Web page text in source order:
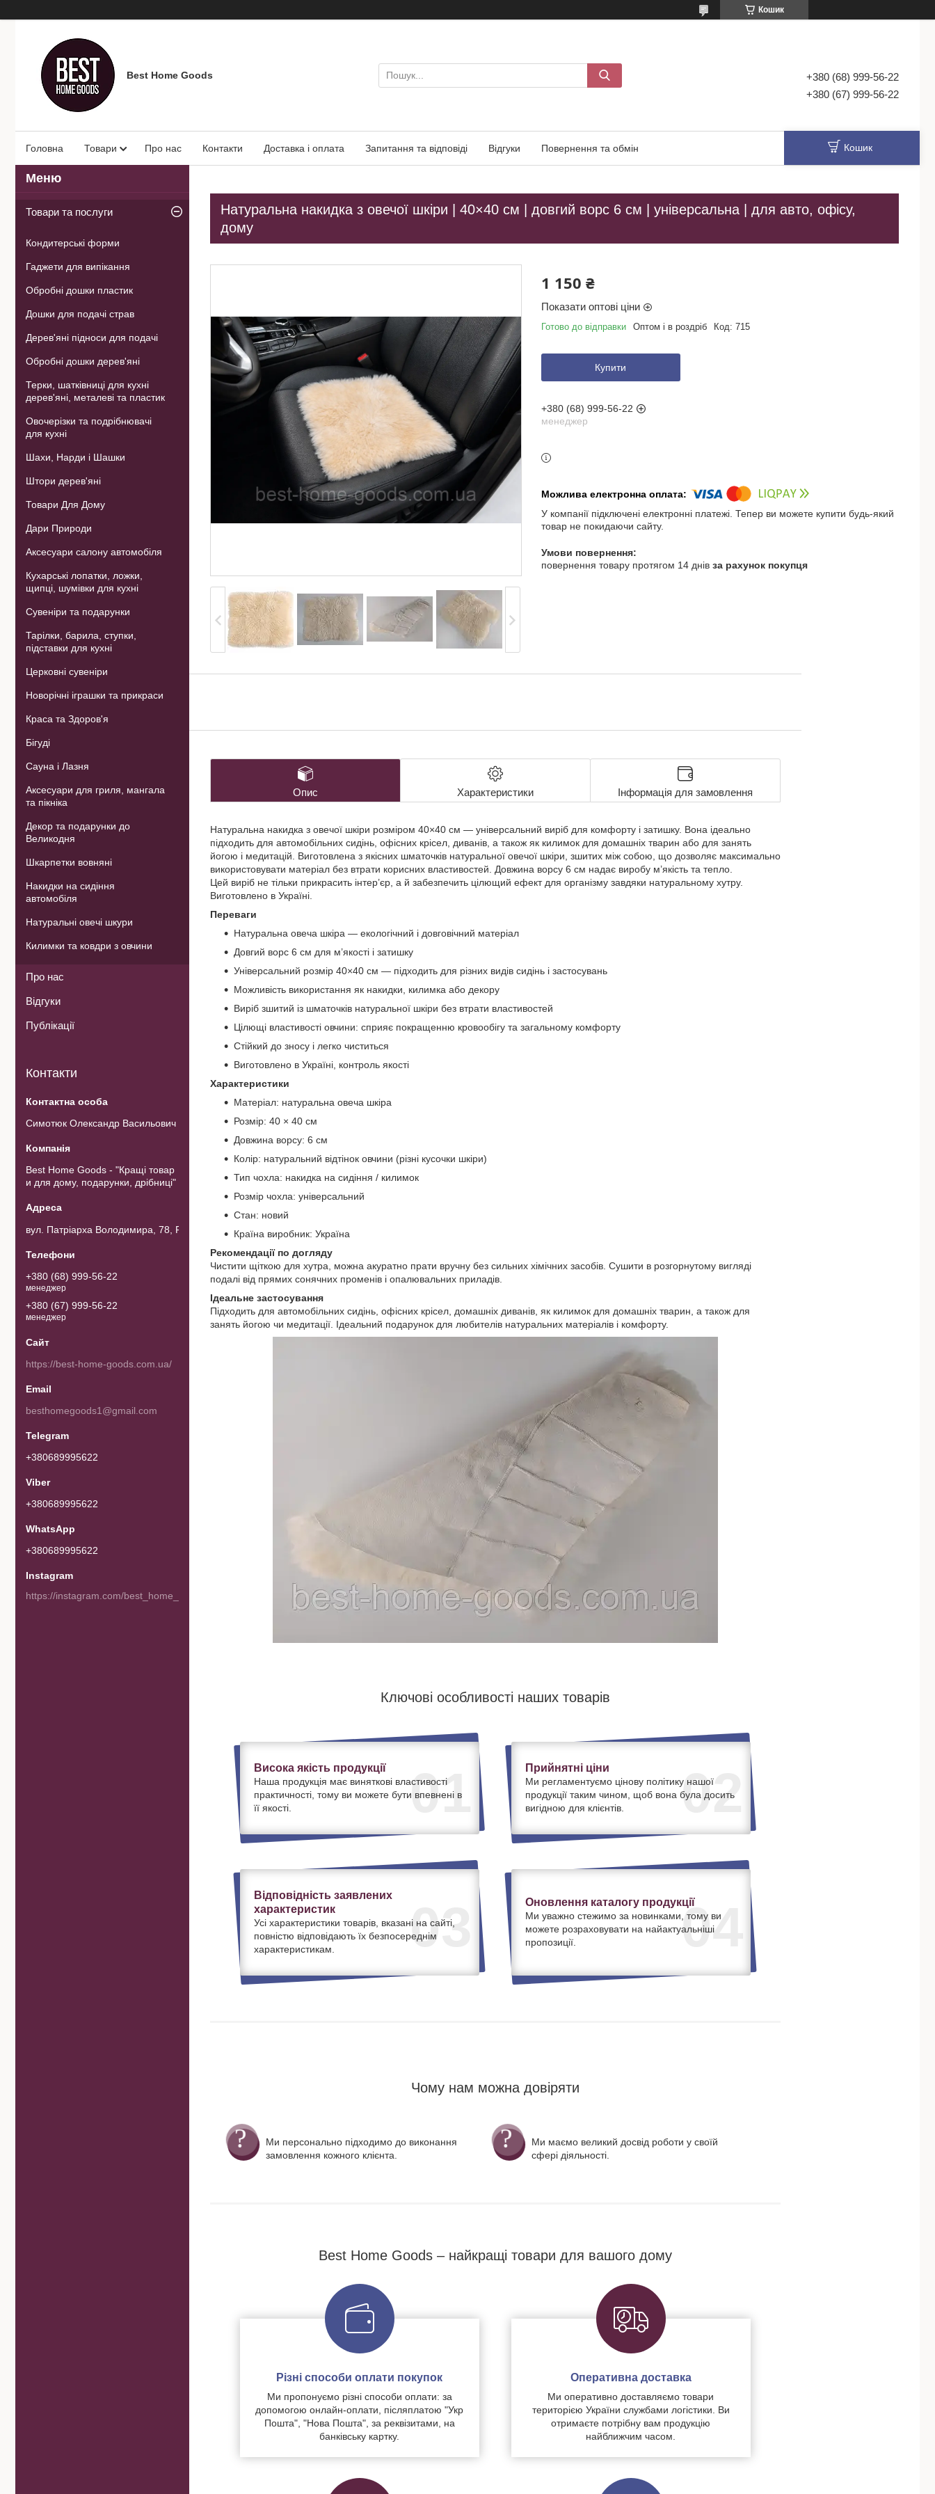
Кошик
Best Home Goods
+380 (68) 999-56-22
+380 (67) 999-56-22
Головна Товари Про нас Контакти Доставка і оплата Запитання та відповіді Відгуки Повернення та обмін Кошик
Натуральна накидка з овечої шкіри | 40×40 см | довгий ворс 6 см | універсальна | для авто, офісу,
дому
1 150 ₴
Показати оптові ціни
Готово до відправки Оптом і в роздріб Код: 715
Купити
+380 (68) 999-56-22
менеджер
У компанії підключені електронні платежі. Тепер ви можете купити будь-який
товар не покидаючи сайту.
повернення товару протягом 14 днів за рахунок покупця
Опис Характеристики Інформація для замовлення
Натуральна накидка з овечої шкіри розміром 40×40 см — універсальний виріб для комфорту і затишку. Вона ідеально
підходить для автомобільних сидінь, офісних крісел, диванів, а також як килимок для домашніх тварин або для занять
йогою і медитацій. Виготовлена з якісних шматочків натуральної овечої шкіри, зшитих між собою, що дозволяє максимально
використовувати матеріал без втрати корисних властивостей. Довжина ворсу 6 см надає виробу м’якість та тепло.
Цей виріб не тільки прикрасить інтер’єр, а й забезпечить цілющий ефект для організму завдяки натуральному хутру.
Виготовлено в Україні.
Переваги
Натуральна овеча шкіра — екологічний і довговічний матеріал
Довгий ворс 6 см для м’якості і затишку
Універсальний розмір 40×40 см — підходить для різних видів сидінь і застосувань
Можливість використання як накидки, килимка або декору
Виріб зшитий із шматочків натуральної шкіри без втрати властивостей
Цілющі властивості овчини: сприяє покращенню кровообігу та загальному комфорту
Стійкий до зносу і легко чиститься
Виготовлено в Україні, контроль якості
Характеристики
Матеріал: натуральна овеча шкіра
Розмір: 40 × 40 см
Довжина ворсу: 6 см
Колір: натуральний відтінок овчини (різні кусочки шкіри)
Тип чохла: накидка на сидіння / килимок
Розмір чохла: універсальний
Стан: новий
Країна виробник: Україна
Рекомендації по догляду
Чистити щіткою для хутра, можна акуратно прати вручну без сильних хімічних засобів. Сушити в розгорнутому вигляді
подалі від прямих сонячних променів і опалювальних приладів.
Ідеальне застосування
Підходить для автомобільних сидінь, офісних крісел, домашніх диванів, як килимок для домашніх тварин, а також для
занять йогою чи медитації. Ідеальний подарунок для любителів натуральних матеріалів і комфорту.
Ключові особливості наших товарів
01
Висока якість продукції
Наша продукція має виняткові властивості
практичності, тому ви можете бути впевнені в
її якості.
02
Прийнятні ціни
Ми регламентуємо цінову політику нашої
продукції таким чином, щоб вона була досить
вигідною для клієнтів.
03
Відповідність заявлених
характеристик
Усі характеристики товарів, вказані на сайті,
повністю відповідають їх безпосереднім
характеристикам.
04
Оновлення каталогу продукції
Ми уважно стежимо за новинками, тому ви
можете розраховувати на найактуальніші
пропозиції.
Чому нам можна довіряти
Ми персонально підходимо до виконання
замовлення кожного клієнта.
Ми маємо великий досвід роботи у своїй
сфері діяльності.
Best Home Goods – найкращі товари для вашого дому
Різні способи оплати покупок
Ми пропонуємо різні способи оплати: за
допомогою онлайн-оплати, післяплатою "Укр
Пошта", "Нова Пошта", за реквізитами, на
банківську картку.
Оперативна доставка
Ми оперативно доставляємо товари
територією України службами логістики. Ви
отримаєте потрібну вам продукцію
найближчим часом.
Товари та послуги
Кондитерські форми
Гаджети для випікання
Обробні дошки пластик
Дошки для подачі страв
Дерев'яні підноси для подачі
Обробні дошки дерев'яні
Терки, шатківниці для кухні
дерев'яні, металеві та пластик
Овочерізки та подрібнювачі
для кухні
Шахи, Нарди і Шашки
Штори дерев'яні
Товари Для Дому
Дари Природи
Аксесуари салону автомобіля
Кухарські лопатки, ложки,
щипці, шумівки для кухні
Сувеніри та подарунки
Тарілки, барила, ступки,
підставки для кухні
Церковні сувеніри
Новорічні іграшки та прикраси
Краса та Здоров'я
Бігуді
Сауна і Лазня
Аксесуари для гриля, мангала
та пікніка
Декор та подарунки до
Великодня
Шкарпетки вовняні
Накидки на сидіння
автомобіля
Натуральні овечі шкури
Килимки та ковдри з овчини
Про нас
Відгуки
Публікації
Контакти
Симотюк Олександр Васильович
Best Home Goods - "Кращі товар
и для дому, подарунки, дрібниці"
вул. Патріарха Володимира, 78, Рожнов, Україна
+380 (68) 999-56-22
менеджер
+380 (67) 999-56-22
менеджер
https://best-home-goods.com.ua/
besthomegoods1@gmail.com
+380689995622
+380689995622
+380689995622
Instagram
https://instagram.com/best_home_goods